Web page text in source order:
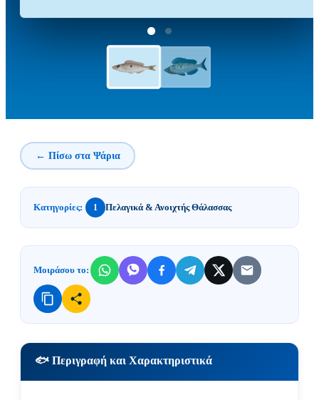
← Πίσω στα Ψάρια
Κατηγορίες: 1 Πελαγικά & Ανοιχτής Θάλασσας
Μοιράσου το:
🐟 Περιγραφή και Χαρακτηριστικά